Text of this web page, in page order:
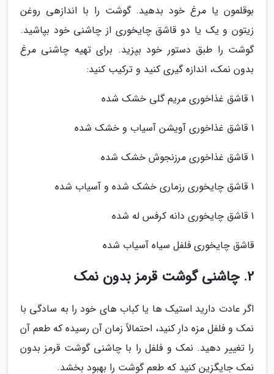
بوقلمون یا مرغ خود بدهید. گوشت را با اندازهی روغن
زیتون و یک یا دو قاشق چایخوری از چاشنی خود بپاشید.
گوشت را طبق دستور خود بپزید. برای تهیه چاشنی مرغ
بدون نمک، اندازه گیری کنید و ترکیب کنید:
1 قاشق غذاخوری مریم گلی خشک شده
1 قاشق غذاخوری آویشن آسیاب و خشک شده
1 قاشق غذاخوری مرزنجوش خشک شده
1 قاشق چایخوری رزماری خشک شده و آسیاب شده
1 قاشق چایخوری دانه کرفس له شده
قاشق چایخوری فلفل سیاه آسیاب شده
2. چاشنی گوشت قرمز بدون نمک
اگر عادت دارید استیک ها یا کباب های خود را به سادگی با
نمک و فلفل مزه دار کنید، احتمالاً زمان آن رسیده که طعم آن
را تغییر دهید. نمک و فلفل را با چاشنی گوشت قرمز بدون
نمک جایگزین کنید که طعم گوشت را بهبود بخشد.